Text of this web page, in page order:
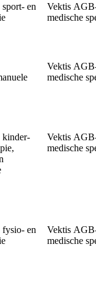
en
Vektis
medische
Vektis
medische
kinder-
Vektis
medische
fysio- en
Vektis
medische